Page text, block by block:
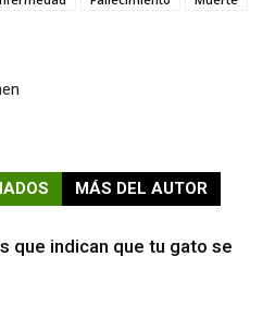
MÁS DEL AUTOR
que indican que tu gato se